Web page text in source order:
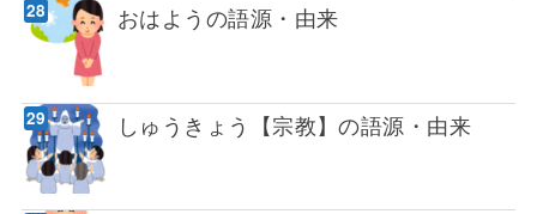
おはようの語源・由来
しゅうきょう【宗教】の語源・由来